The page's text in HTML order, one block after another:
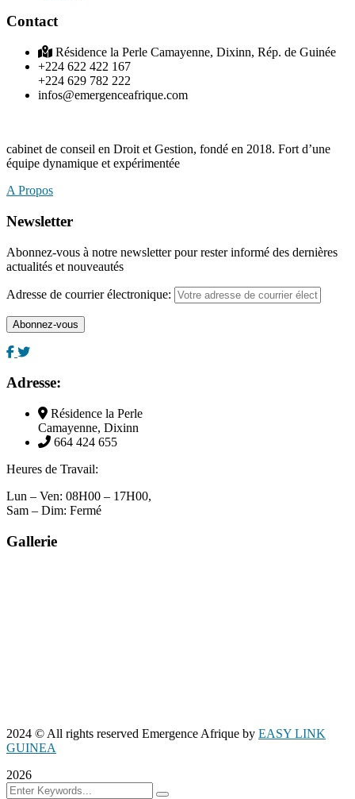
Contact
Résidence la Perle Camayenne, Dixinn, Rép. de Guinée
+224 622 422 167
+224 629 782 222
infos@emergenceafrique.com
cabinet de conseil en Droit et Gestion, fondé en 2018. Fort d’une
équipe dynamique et expérimentée
A Propos
Newsletter
Abonnez-vous à notre newsletter pour rester informé des dernières
actualités et nouveautés
Adresse de courrier électronique:
Adresse:
Résidence la Perle
Camayenne, Dixinn
664 424 655
Heures de Travail:
Lun – Ven: 08H00 – 17H00,
Sam – Dim: Fermé
Gallerie
2024 © All rights reserved Emergence Afrique by EASY LINK
GUINEA
2026